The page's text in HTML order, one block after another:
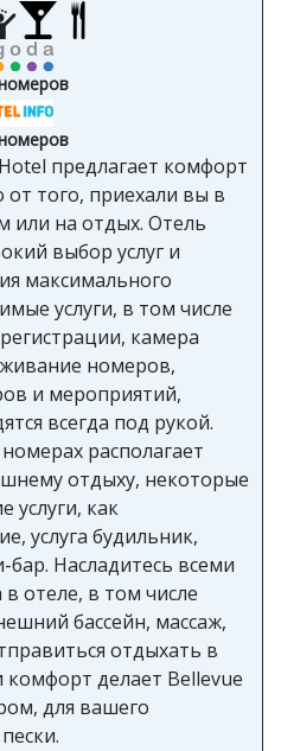
предлагает комфорт
от того, приехали вы в
или на отдых. Отель
выбор услуг и
максимального
услуги, в том числе
камера
номеров,
и мероприятий,
всегда под рукой.
располагает
отдыху, некоторые
услуги, как
услуга будильник,
Насладитесь всеми
отеле, в том числе
бассейн, массаж,
отдыхать в
делает Bellevue
для вашего